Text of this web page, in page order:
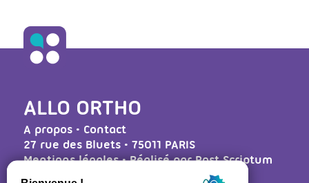
ALLO ORTHO
A propos• Contact
27 rue des Bluets • 75011 PARIS
Mentions légales• Réalisé parPost Scriptum